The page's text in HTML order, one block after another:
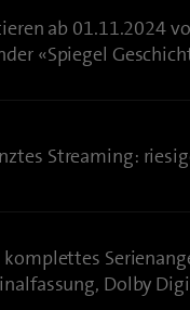
ab 01.11.2024
«Spiegel
Streaming:
Dolby